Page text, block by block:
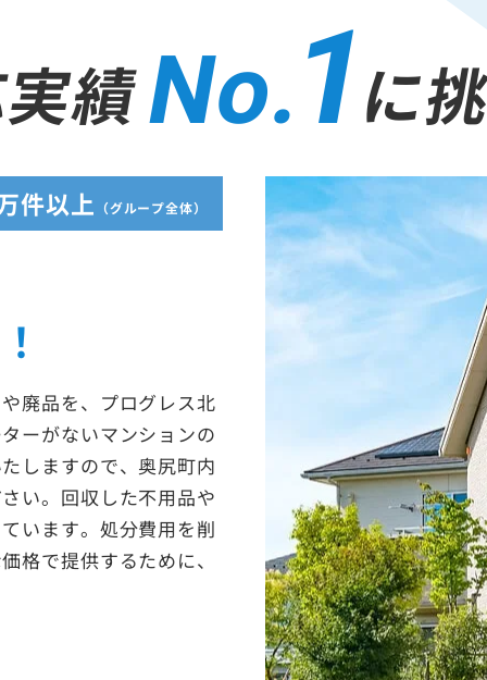
績No.1に
件以上 （グループ全体）
廃品を、プログレス北
ーがないマンションの
しますので、奥尻町内
い。回収した不用品や
います。処分費用を削
格で提供するために、